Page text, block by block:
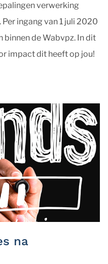
verwerking
ingang van 1 juli 2020
binnen de Wabvpz. In dit
impact dit heeft op jou!
na